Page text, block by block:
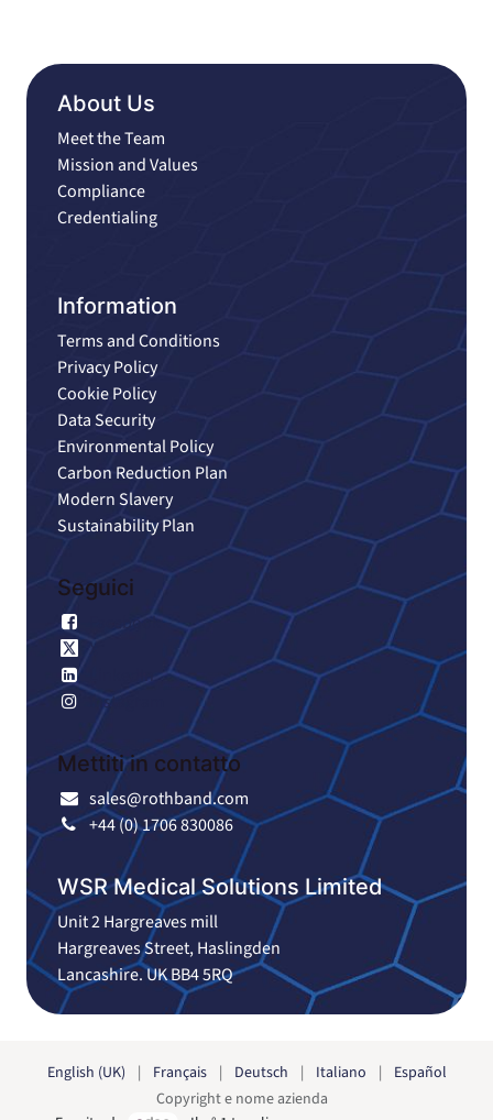
About Us
Meet the Team
Mission and Values
Compliance
Credentialing
Information
Terms and Conditions
Privacy Policy
Cookie Policy
Data Security
Environmental Policy
Carbon Reduction Plan
Modern Slavery
Sustainability Plan
Seguici
Facebook
X
LinkedIn
Instagram
Mettiti in contatto
sales@rothband.com
+44 (0) 1706 830086
WSR Medical Solutions Limited
Unit 2 Hargreaves mill
Hargreaves Street, Haslingden
Lancashire. UK BB4 5RQ
Copyright e nome azienda
English (UK) | Français | Deutsch | Italiano | Español